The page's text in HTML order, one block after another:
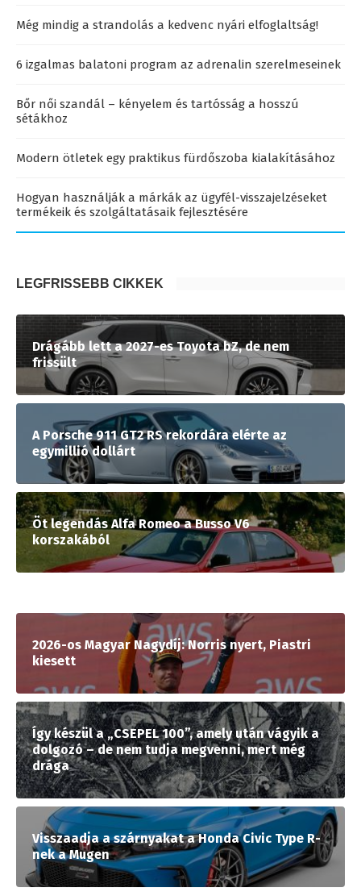
Még mindig a strandolás a kedvenc nyári elfoglaltság!
6 izgalmas balatoni program az adrenalin szerelmeseinek
Bőr női szandál – kényelem és tartósság a hosszú
sétákhoz
Modern ötletek egy praktikus fürdőszoba kialakításához
Hogyan használják a márkák az ügyfél-visszajelzéseket
termékeik és szolgáltatásaik fejlesztésére
LEGFRISSEBB CIKKEK
Drágább lett a 2027-es Toyota bZ, de nem
frissült
A Porsche 911 GT2 RS rekordára elérte az
egymillió dollárt
Öt legendás Alfa Romeo a Busso V6
korszakából
2026-os Magyar Nagydíj: Norris nyert, Piastri
kiesett
Így készül a „CSEPEL 100”, amely után vágyik a
dolgozó – de nem tudja megvenni, mert még
drága
Visszaadja a szárnyakat a Honda Civic Type R-
nek a Mugen